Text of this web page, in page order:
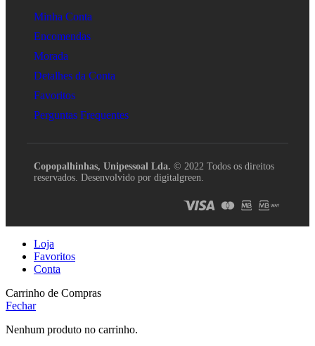
Minha Conta
Encomendas
Morada
Detalhes da Conta
Favoritos
Perguntas Frequentes
Copopalhinhas, Unipessoal Lda. © 2022 Todos os direitos
reservados. Desenvolvido por digitalgreen.
Loja
Favoritos
Conta
Carrinho de Compras
Fechar
Nenhum produto no carrinho.